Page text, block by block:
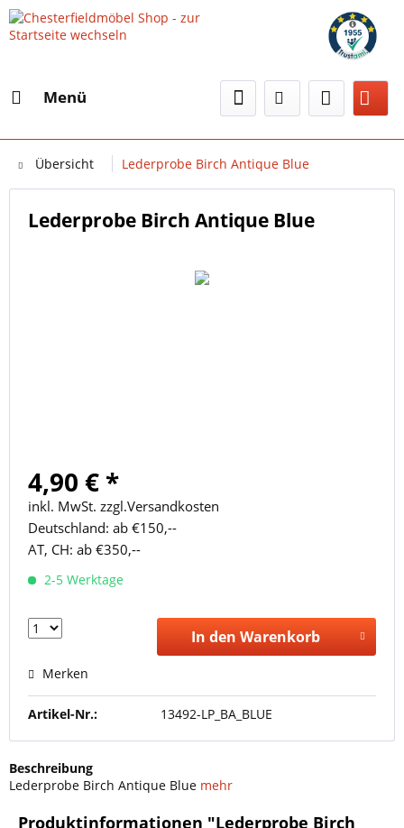
Menü
Übersicht Lederprobe Birch Antique Blue
Lederprobe Birch Antique Blue
4,90 € *
inkl. MwSt. zzgl.Versandkosten
Deutschland: ab €150,--
AT, CH: ab €350,--
2-5 Werktage
In den Warenkorb
Merken
Artikel-Nr.: 13492-LP_BA_BLUE
Beschreibung
Lederprobe Birch Antique Blue mehr
Produktinformationen "Lederprobe Birch